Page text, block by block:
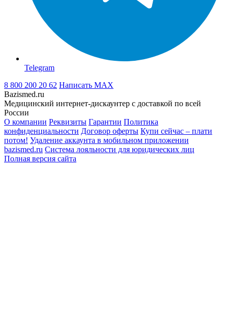
Telegram
8 800 200 20 62 Написать MAX
Bazismed.ru
Медицинский интернет-дискаунтер с доставкой по всей
России
О компании Реквизиты Гарантии Политика
конфиденциальности Договор оферты Купи сейчас – плати
потом! Удаление аккаунта в мобильном приложении
bazismed.ru Система лояльности для юридических лиц
Полная версия сайта